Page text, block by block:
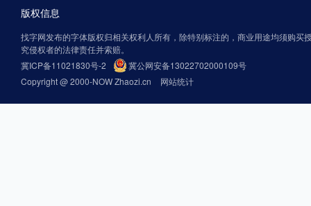
版权信息
找字网发布的字体版权归相关权利人所有，除特别标注的，商业用途均须购买
究侵权者的法律责任并索赔。
冀ICP备11021830号-2
冀公网安备13022702000109号
Copyright @ 2000-NOW Zhaozi.cn
网站统计